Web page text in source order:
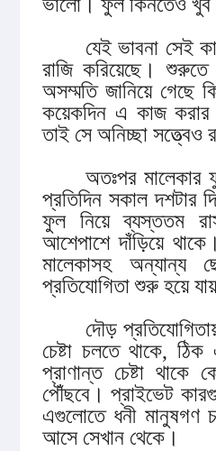
যেই ভাবনা সেই
রাজি করিয়েছে।
অসম্মতি জানিয়ে গেছে
কয়েকদিন এ কাজ করার
তাই সে অনিচ্ছা সত্ত্বেও
অতঃপর মালেকার
প্রতিদিন সকাল দশটার
ফুল নিয়ে ব্যস্ততম
আশেপাশে দাঁড়িয়ে
মালেকাসহ অন্যান্য
প্রতিযোগিতা শুরু হয়ে
দৌড়
চেষ্টা চলতে থাকে,
প্রাণান্ত চেষ্টা থাকে
পৌঁছবে। প্রাইভেট
এগুলোতে ধনী মানুষগণ
আসে সেখান থেকে।